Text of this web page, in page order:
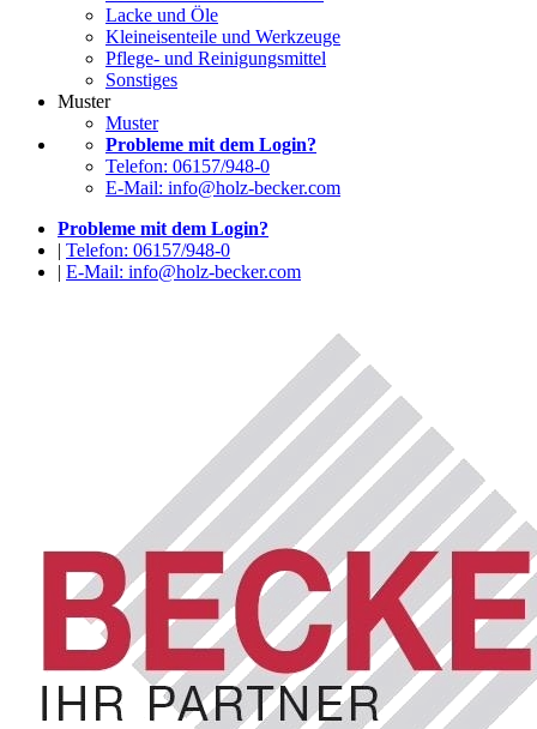
Lacke und Öle
Kleineisenteile und Werkzeuge
Pflege- und Reinigungsmittel
Sonstiges
Muster
Muster
Probleme mit dem Login?
Telefon: 06157/948-0
E-Mail: info@holz-becker.com
Probleme mit dem Login?
| Telefon: 06157/948-0
| E-Mail: info@holz-becker.com